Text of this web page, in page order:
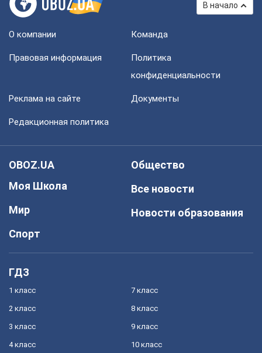
В начало
О компании Команда
Правовая информация
Политика
конфиденциальности
Реклама на сайте Документы
Редакционная политика
OBOZ.UA
Моя Школа
Мир
Спорт
Общество
Все новости
Новости образования
ГДЗ
1 класс
2 класс
3 класс
4 класс
7 класс
8 класс
9 класс
10 класс